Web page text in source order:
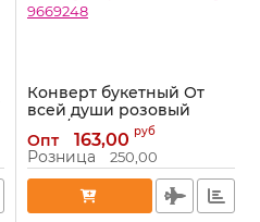
Конверт букетный От
всей души розовый
10шт/уп 9669248
Артикул: 9669248
Опт 163,00 руб
Розница 250,00